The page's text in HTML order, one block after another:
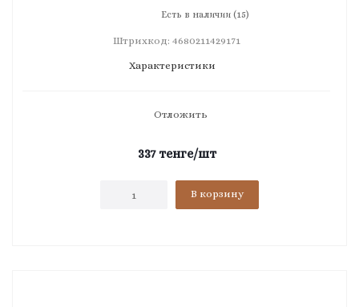
Есть в наличии (15)
Штрихкод: 4680211429171
Характеристики
Отложить
337тенге/шт
В корзину